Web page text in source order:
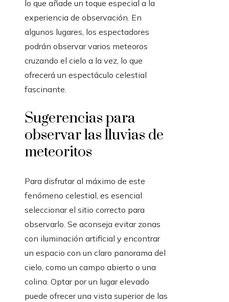
lo que añade un toque especial a la
experiencia de observación. En
algunos lugares, los espectadores
podrán observar varios meteoros
cruzando el cielo a la vez, lo que
ofrecerá un espectáculo celestial
fascinante.
Sugerencias para
observar las lluvias de
meteoritos
Para disfrutar al máximo de este
fenómeno celestial, es esencial
seleccionar el sitio correcto para
observarlo. Se aconseja evitar zonas
con iluminación artificial y encontrar
un espacio con un claro panorama del
cielo, como un campo abierto o una
colina. Optar por un lugar elevado
puede ofrecer una vista superior de las